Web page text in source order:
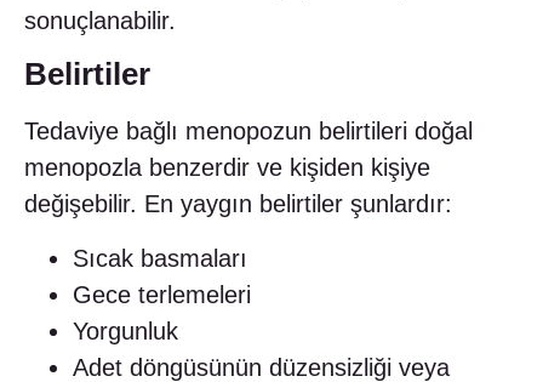
sonuçlanabilir.
Belirtiler
Tedaviye bağlı menopozun belirtileri doğal
menopozla benzerdir ve kişiden kişiye
değişebilir. En yaygın belirtiler şunlardır:
Sıcak basmaları
Gece terlemeleri
Yorgunluk
Adet döngüsünün düzensizliği veya